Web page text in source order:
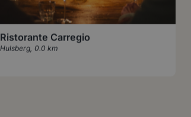
Ristorante Carregio
Hulsberg, 0.0 km